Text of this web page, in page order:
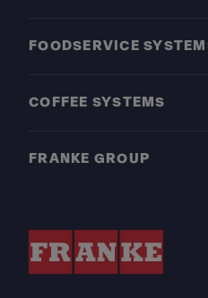
FOODSERVICE
COFFEE SYSTEMS
FRANKE GROUP